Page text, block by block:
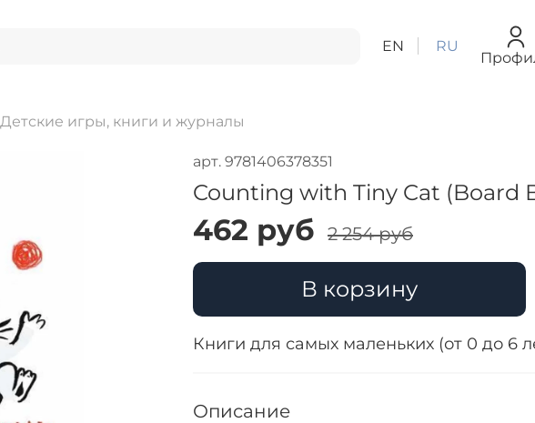
EN RU
Детские игры, книги и журналы
арт. 9781406378351
Counting with Tiny Cat (Board
462 руб 2 254 руб
В корзину
Книги для самых маленьких (от 0 до 6
Описание